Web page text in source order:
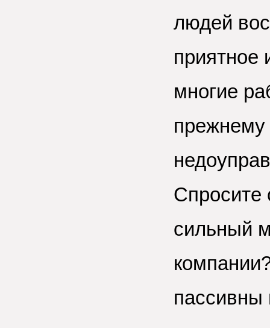
людей
приятное
многие
Спросите
сильный
пассивны